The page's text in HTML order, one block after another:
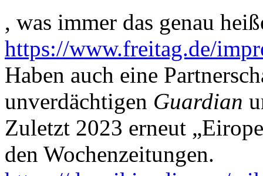
, was immer das genau
https://www.freitag.de/
Haben auch eine
unverdächtigen Guardian
Zuletzt 2023 erneut
den Wochenzeitungen.